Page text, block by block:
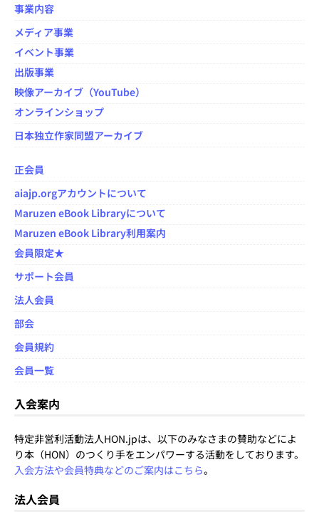
事業内容
メディア事業
イベント事業
出版事業
映像アーカイブ（YouTube）
オンラインショップ
日本独立作家同盟アーカイブ
正会員
aiajp.orgアカウントについて
Maruzen eBook Libraryについて
Maruzen eBook Library利用案内
会員限定★
サポート会員
法人会員
部会
会員規約
会員一覧
入会案内
特定非営利活動法人HON.jpは、以下のみなさまの賛助などによ
り本（HON）のつくり手をエンパワーする活動をしております。
入会方法や会員特典などのご案内はこちら。
法人会員